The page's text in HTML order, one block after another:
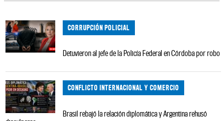
CORRUPCIÓN POLICIAL
Detuvieron al jefe de la Policía Federal en Córdoba por robo
CONFLICTO INTERNACIONAL Y COMERCIO
Brasil rebajó la relación diplomática y Argentina rehusó